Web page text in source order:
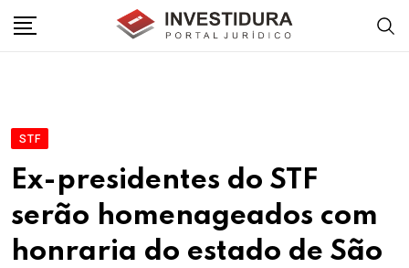
STF
Ex-presidentes do STF
serão homenageados com
honraria do estado de São